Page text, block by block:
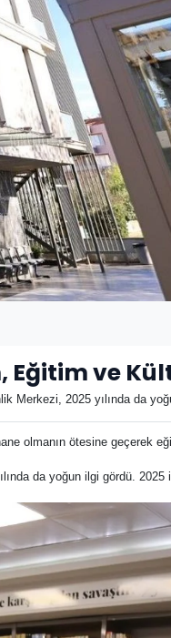
Eğitim ve
Merkezi, 2025 yılında da
olmanın ötesine geçerek
da yoğun ilgi gördü. 2025